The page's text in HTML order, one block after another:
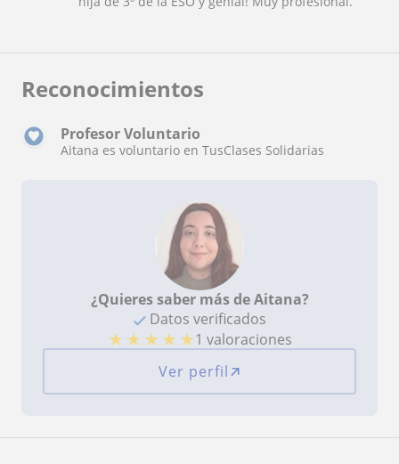
Reconocimientos
Profesor Voluntario
Aitana es voluntario en TusClases Solidarias
¿Quieres saber más de Aitana?
Datos verificados
★ ★ ★ ★ ★1 valoraciones
Ver perfil